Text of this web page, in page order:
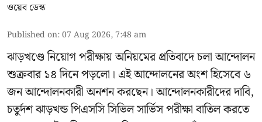
ওয়েব ডেস্ক
Published on:07 Aug 2026, 7:48 am
ঝাড়খণ্ডে নিয়োগ পরীক্ষায় অনিয়মের প্রতিবাদে চলা আন্দোলন
শুক্রবার ১৪ দিনে পড়লো। এই আন্দোলনের অংশ হিসেবে ৬
জন আন্দোলনকারী অনশন করছেন। আন্দোলনকারীদের দাবি,
চতুর্দশ ঝাড়খন্ড পিএসসি সিভিল সার্ভিস পরীক্ষা বাতিল করতে